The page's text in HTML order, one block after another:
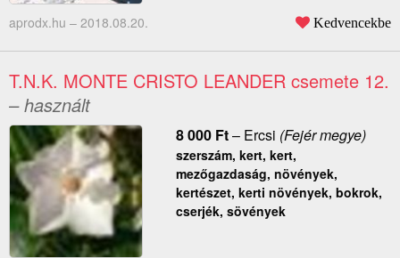
aprodx.hu – 2018.08.20. Kedvencekbe
T.N.K. MONTE CRISTO LEANDER csemete 12.
– használt
8 000 Ft– Ercsi (Fejér megye)
szerszám, kert, kert,
mezőgazdaság, növények,
kertészet, kerti növények, bokrok,
cserjék, sövények